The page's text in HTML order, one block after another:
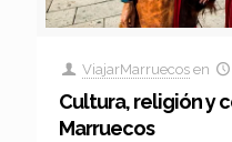
ViajarMarruecos en
Cultura, religión y
Marruecos